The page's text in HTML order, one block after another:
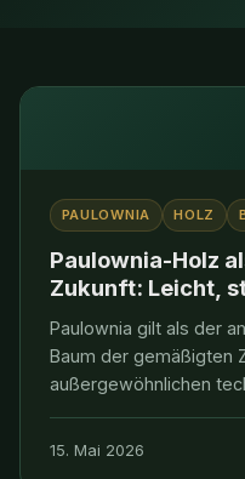
PAULOWNIA HOLZ
Paulownia-Holz
Zukunft: Leicht,
Paulownia gilt als der
Baum der gemäßigten
außergewöhnlichen
15. Mai 2026